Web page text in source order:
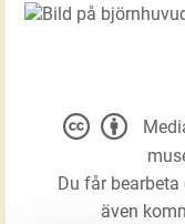
Du får
även